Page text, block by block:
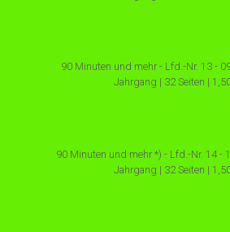
90 Minuten und mehr - Lfd.-Nr. 13 -
Jahrgang | 32 Seiten |
90 Minuten und mehr *) - Lfd.-Nr. 14 -
Jahrgang | 32 Seiten |